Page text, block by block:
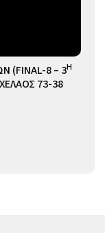
(FINAL-8 – 3Η
73-38